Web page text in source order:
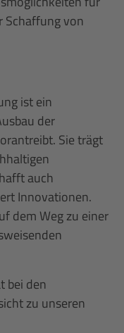
Schaffung von
ist ein
der
Sie trägt
auch
Innovationen.
dem Weg zu einer
bei den
zu unseren